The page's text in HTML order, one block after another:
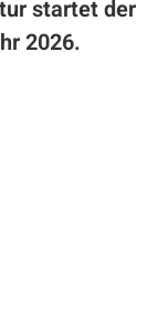
startet der
2026.